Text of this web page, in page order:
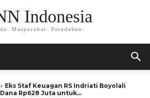
Indonesia
Masyarakat. Peradaban.
Eks Staf Keuagan RS Indriati Boyolali
Rp628 Juta untuk...